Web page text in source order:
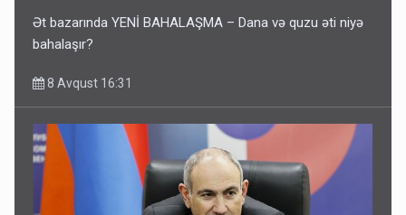
Ət bazarında YENİ BAHALAŞMA – Dana və quzu əti niyə
bahalaşır?
8 Avqust 16:31